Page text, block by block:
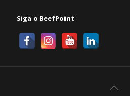
Siga o BeefPoint